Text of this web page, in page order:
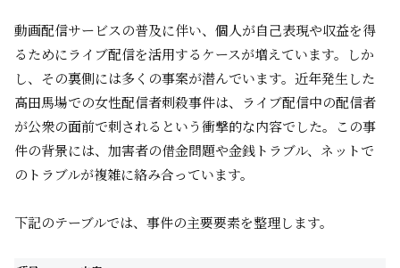
動画配信サービスの普及に伴い、個人が自己表現や収益を得
るためにライブ配信を活用するケースが増えています。しか
し、その裏側には多くの事案が潜んでいます。近年発生した
高田馬場での女性配信者刺殺事件は、ライブ配信中の配信者
が公衆の面前で刺されるという衝撃的な内容でした。この事
件の背景には、加害者の借金問題や金銭トラブル、ネットで
のトラブルが複雑に絡み合っています。
下記のテーブルでは、事件の主要要素を整理します。